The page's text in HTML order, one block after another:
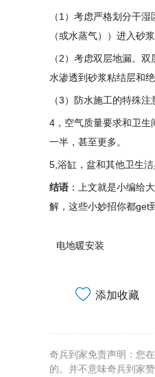
（1）考虑严格划分干
（或水蒸气））进入砂
（2）考虑双层地漏。
水渗透到砂浆粘结层和
（3）防水施工的特殊注
4，空气质量要求和卫生
一半，甚至更多。
5,浴缸，盆和其他卫生
结语 ：上文就是小编给
解，这些小妙招你都get
电地暖安装
添加收藏
奇兵到家免责声明：您
的。并不意味奇兵到家